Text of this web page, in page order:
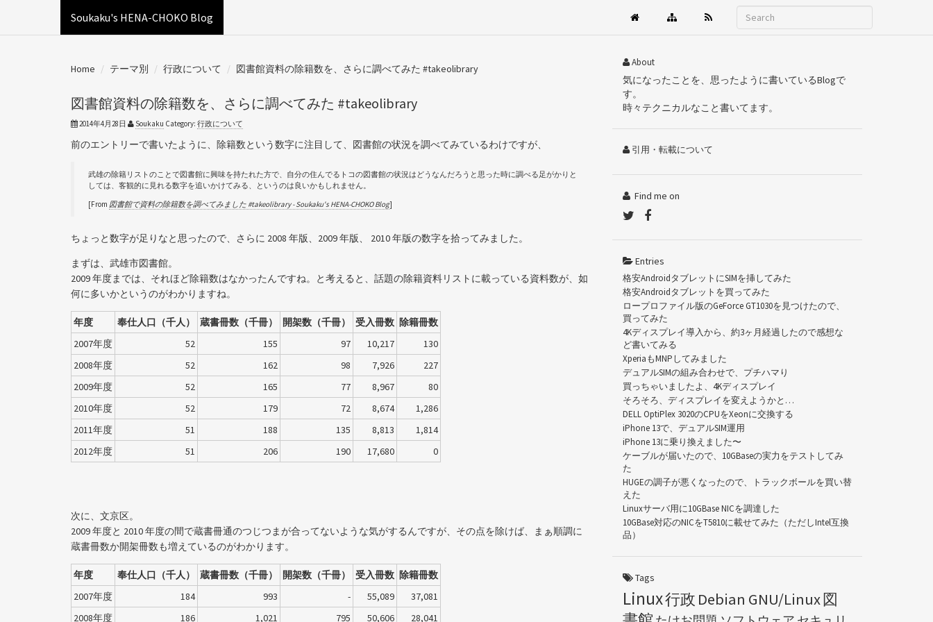
Soukaku's HENA-CHOKO Blog
Home テーマ別 行政について 図書館資料の除籍数を、さらに調べてみた #takeolibrary
図書館資料の除籍数を、さらに調べてみた #takeolibrary
2014年4月28日 Soukaku Category: 行政について
前のエントリーで書いたように、除籍数という数字に注目して、図書館の状況を調べてみているわけですが、
武雄の除籍リストのことで図書館に興味を持たれた方で、自分の住んでるトコの図書館の状況はどうなんだろうと思った時に調べる足がかりと
しては、客観的に見れる数字を追いかけてみる、というのは良いかもしれません。
[From 図書館で資料の除籍数を調べてみました #takeolibrary - Soukaku's HENA-CHOKO Blog]
ちょっと数字が足りなと思ったので、さらに 2008 年版、2009 年版、 2010 年版の数字を拾ってみました。
まずは、武雄市図書館。
2009 年度までは、それほど除籍数はなかったんですね。と考えると、話題の除籍資料リストに載っている資料数が、如
何に多いかというのがわかりますね。
年度 奉仕人口（千人） 蔵書冊数（千冊） 開架数（千冊） 受入冊数 除籍冊数
2007年度
52 155 97 10,217
130
2008年度
52 162 98 7,926
227
2009年度
52 165 77 8,967
80
2010年度
52 179 72 8,674
1,286
2011年度
51 188 135 8,813
1,814
2012年度
51 206 190 17,680 0
次に、文京区。
2009 年度と 2010 年度の間で蔵書冊通のつじつまが合ってないような気がするんですが、その点を除けば、まぁ順調に
蔵書冊数か開架冊数も増えているのがわかります。
年度 奉仕人口（千人） 蔵書冊数（千冊） 開架数（千冊） 受入冊数 除籍冊数
2007年度
184 993 - 55,089
37,081
2008年度
186 1,021 795 50,606 28,041
About
気になったことを、思ったように書いているBlogで
す。
時々テクニカルなこと書いてます。
引用・転載について
Find me on
Entries
格安AndroidタブレットにSIMを挿してみた
格安Androidタブレットを買ってみた
ロープロファイル版のGeForce GT1030を見つけたので、
買ってみた
4Kディスプレイ導入から、約3ヶ月経過したので感想な
ど書いてみる
XperiaもMNPしてみました
デュアルSIMの組み合わせで、プチハマり
買っちゃいましたよ、4Kディスプレイ
そろそろ、ディスプレイを変えようかと…
DELL OptiPlex 3020のCPUをXeonに交換する
iPhone 13で、デュアルSIM運用
iPhone 13に乗り換えました〜
ケーブルが届いたので、10GBaseの実力をテストしてみ
た
HUGEの調子が悪くなったので、トラックボールを買い替
えた
Linuxサーバ用に10GBase NICを調達した
10GBase対応のNICをT5810に載せてみた（ただしIntel互換
品）
Tags
Linux行政 Debian GNU/Linux図